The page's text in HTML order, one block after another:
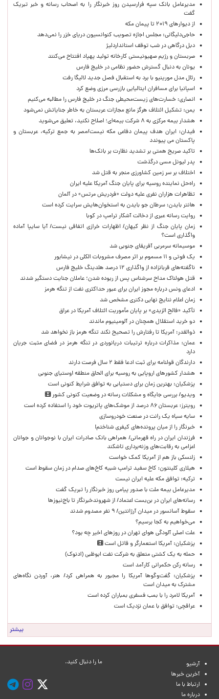
مدیرعامل بانک سپه فرارسیدن روز خبرنگار را به اصحاب رسانه و خبر تبریک
گفت
از دیوارهای ۲۰۱۹ تا پیمان مکه
حاجی‌دلیگانی: مجلس اجازه تصویب کنوانسیون دریای خزر را نمی‌دهد
دبل درگاهی در شب توقف استانداردلیژ
صربستان و رژیم صهیونیستی کارخانه تولید پهپاد افتتاح می‌کنند
یونان به دنبال گسترش حضور نظامی در خلیج فارس
رئال مدل مورینیو با برد به استقبال فصل جدید لالیگا رفت
اسپانیا برای مسافران ایتالیایی بازرسی مرزی وضع کرد
انصاری: خسارت‌های زیست‌محیطی جنگ در خلیج فارس را مطالبه‌ می‌کنیم
یمن: تشکیل ائتلاف هرگز مانع مجازات عربستان به خاطر جنایاتش نمی‌شود
هشدار بیمه مرکزی به ۸ شرکت بیمه‌ای؛ اصلاح نکنید، تعلیق می‌شوید
فیدان: ایران هدف پیمان دفاعی مکه نیست/مصر به جمع ترکیه، عربستان و
پاکستان می پیوندد
تاکید صریح همتی بر تشدید نظارت بر بانک‌ها
پدر لیونل مسی درگذشت
اختلاف بر سر زمین کشاورزی منجر به قتل شد
راه‌حل نماینده روسیه برای پایان جنگ آمریکا علیه ایران
تظاهرات هزاران نفری علیه دولت «فردریش مرتس» در آلمان
هانتر بایدن: سرطان جو بایدن به استخوان‌هایش سرایت کرده است
روایت رسانه عبری از دخالت آشکار ترامپ در کوبا
زمان پایان جنگ از نظر کیهان/ اظهارات خرازی اتفاقی نیست/ آیا سایپا آماده
واگذاری است؟
موسیمانه سرمربی آفریقای جنوبی شد
یک فوتی و ۱۱ مسموم بر اثر مصرف مشروبات الکلی در نیشابور
ناگفته‌های قربانزاده از واگذاری ۱۲ درصد هلدینگ خلیج فارس
قتل هولناک مداح سرشناس پس از ربوده شدن؛ عاملان جنایت دستگیر شدند
ادعای ونس درباره مجوز ایران برای عبور حداکثری نفت از تنگه هرمز
زمان اعلام نتایج نهایی دکتری مشخص شد
تأکید «فالح الزیدی» بر پایان مأموریت ائتلاف آمریکا در عراق
دو خرید استقلال همچنان در آلومینیوم ماندند
ذوالقدر: آمریکا تا رفتارش را تصحیح نکند تنگه هرمز باز نخواهد شد
عمان: مذاکرات درباره ترتیبات دریانوردی در تنگه هرمز در فضای مثبت جریان
دارد
دارندگان قولنامه برای ثبت ادعا فقط ۲ سال فرصت دارند
هشدار کشورهای اروپایی به روسیه برای الحاق منطقه اوستیای جنوبی
پزشکیان‌: بهترین زمان برای دستیابی به توافق شرایط کنونی است
ویدیو/ بررسی جایگاه و مشکلات رسانه در وضعیت کنونی کشور
رویترز: عربستان ۸۶ درصد از موشک‌های پاتریوت خود را استفاده کرده است
سایه سیاه یک رانت در صنعت خودروسازی
خبرنگار را از میان پرونده‌های کیفری شناختم!
​فرزندان ایران در راه قهرمانی/ همراهی بانک صادرات ایران با نوجوانان و جوانان
اعزامی به رقابت‌های وزنه‌برداری تاشکند
زلنسکی باز هم از آمریکا کمک خواست
هیلاری کلینتون: کاخ سفید ترامپ شبیه کاخ‌های صدام در زمان سقوط است
ترکیه: توافق مکه علیه ایران نیست
مدیرعامل بیمه ملت با صدور پیامی روز خبرنگار را تبریک گفت
رسانه‌های ایران در بن‌بست اعتماد/ از شهروندخبرنگار تا باج‌نیوزها
سقوط آسانسور در میدان آرژانتین/ ۹ نفر مصدوم شدند
می‌خواهیم به کجا برسیم؟
علت اصلی آلودگی هوای تهران در روزهای اخیر چه بود؟
پزشکیان: آمریکا استعمارگر و قاتل است
حمله به یک کشتی متعلق به شرکت نفت ابوظبی (ادنوک)
رسانه رکن حکمرانی کارآمد است
پزشکیان: گفت‌وگوها آمریکا را مجبور به همراهی کرد/ هنر، آوردن نگاه‌های
مشترک به میدان است
آمریکا لامرد را با بمب فسفری بمباران کرده است
عراقچی: توافق با عمان نزدیک است
بیشتر
آرشیو
آخرین خبرها
ارتباط با ما
درباره ما
ما را دنبال کنید.